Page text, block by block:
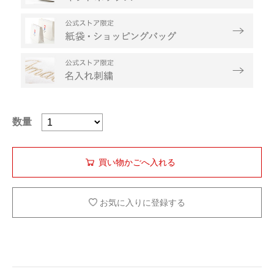
数量
お気に入りに登録する